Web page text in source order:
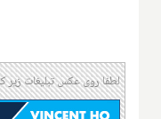
لطفا روی عکس تبلیغات زیر